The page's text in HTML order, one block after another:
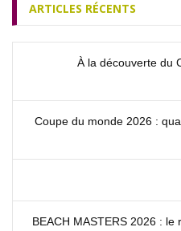
ARTICLES RÉCENTS
À la découverte du
Coupe du monde 2026 :
BEACH MASTERS 2026 : le